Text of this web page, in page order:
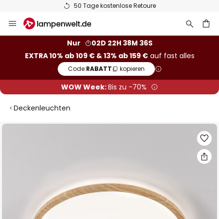
50 Tage kostenlose Retoure
Inhalt
Nur
02D 22H 38M 35S
EXTRA 10% ab 109 € & 13% ab 159 €auf fast alles
Code:RABATT kopieren
WOW Week:Bis zu -70%
Deckenleuchten
Zum